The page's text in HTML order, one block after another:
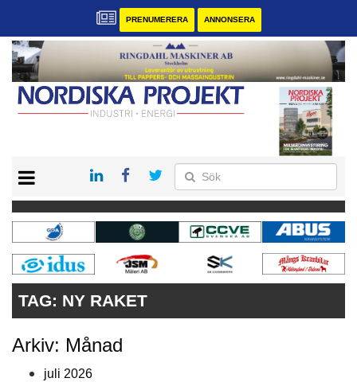
PRENUMERERA ANNONSERA
KONTAKT
VÅRA ANDRA MAGASIN
PRENUMERERA
ANNONSERA
TAG: NY RAKET
Arkiv: Månad
juli 2026